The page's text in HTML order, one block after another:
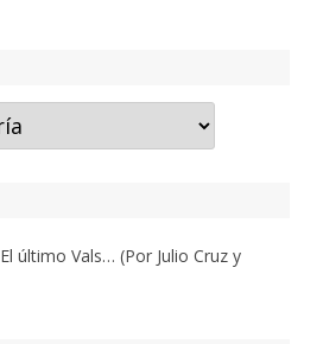
El último Vals… (Por Julio Cruz y